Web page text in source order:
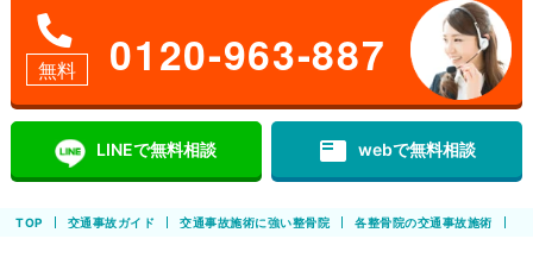
無料 0120-963-887
LINEで無料相談 featured_play_list webで無料相談
TOP 交通事故ガイド 交通事故施術に強い整骨院 各整骨院の交通事故施術